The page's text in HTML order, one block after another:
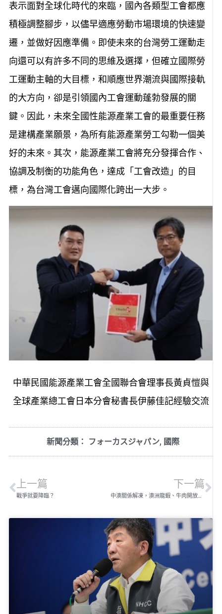
表示面對全球化時代的來臨，國內各類型工會都應
積極調整腳步，以儘早適應勞動市場環境的快速變
遷，並做好因應準備。即使未來的台灣勞工運動走
向還可以有許多不同的思維及選擇，但確立國際勞
工運動主軸的大目標，和順應世界潮流與國際接軌
的大方向，卻是引領國內工會運動蓬勃發展的關
鍵。因此，未來全國性能源產業工會的最重要任務
是建構產業願景，為所有能源產業勞工勾勒一個美
好的未來。其次，能源產業工會將充分發揮合作、
協調及制衡的功能角色，達成「工會改造」的目
標，為台灣工會邁向國際化跨出一大步。
中華民國能源產業工會全國聯合會理事長黃貞愷與
全球產業總工會日本分會秘書長伊藤佳記經驗交流
新聞分類： フォーカスジャパン, 國際
上一篇
戰爭就要降臨？
下一篇
中澳關係解凍，澳洲龍蝦、牛肉開放出口貿易